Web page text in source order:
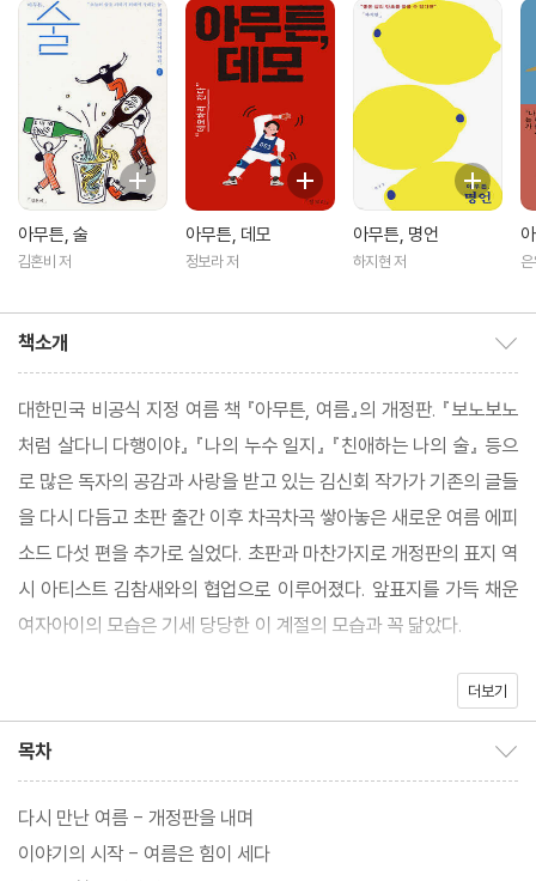
아무튼, 술
김혼비 저
아무튼, 데모
정보라 저
아무튼, 명언
하지현 저 은
책소개
대한민국 비공식 지정 여름 책 『아무튼, 여름』의 개정판. 『보노보노
처럼 살다니 다행이야』 『나의 누수 일지』 『친애하는 나의 술』 등으
로 많은 독자의 공감과 사랑을 받고 있는 김신회 작가가 기존의 글들
을 다시 다듬고 초판 출간 이후 차곡차곡 쌓아놓은 새로운 여름 에피
소드 다섯 편을 추가로 실었다. 초판과 마찬가지로 개정판의 표지 역
시 아티스트 김참새와의 협업으로 이루어졌다. 앞표지를 가득 채운
여자아이의 모습은 기세 당당한 이 계절의 모습과 꼭 닮았다.
책 속에는 휴가, 여행, 수영, 낮술, 머슬 셔츠, 전 애인 등 여름을 말할
‘그냥’이라고 얼버무리기 싫어서 이 책을 쓰기 시작했다는 작가의
‘애호하는 마음’이 낸 길을 따라가다 보면 그동안 잊고 지낸 이 계절
의 감각이 생생하게 되살아난다.
더보기
목차
다시 만난 여름 - 개정판을 내며
이야기의 시작 - 여름은 힘이 세다